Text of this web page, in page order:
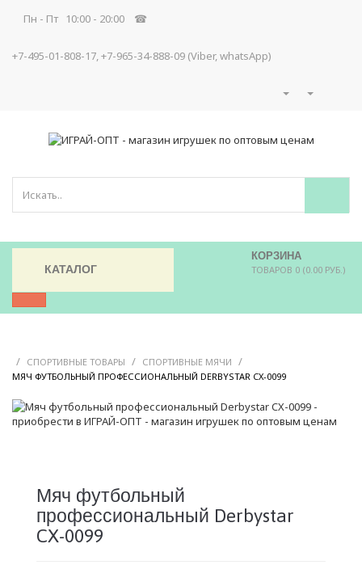
Пн - Пт 10:00 - 20:00 ☎
+7-495-01-808-17, +7-965-34-888-09 (Viber, whatsApp)
КОРЗИНА
ТОВАРОВ 0 (0.00 РУБ.)
КАТАЛОГ
/ СПОРТИВНЫЕ ТОВАРЫ / СПОРТИВНЫЕ МЯЧИ /
МЯЧ ФУТБОЛЬНЫЙ ПРОФЕССИОНАЛЬНЫЙ DERBYSTAR CX-0099
Мяч футбольный
профессиональный Derbystar
CX-0099